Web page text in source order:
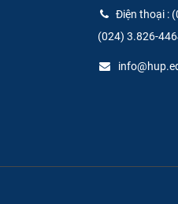
Điện thoại :
(024) 3.826-